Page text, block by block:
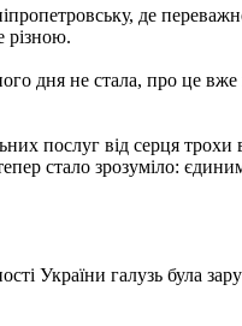
де
різною.
дня не стала, про це
послуг від серця трохи
стало зрозуміло:
України галузь була